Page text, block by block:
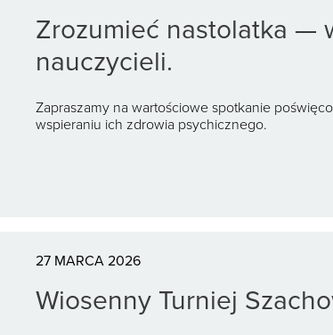
Zrozumieć nastolatka —
nauczycieli.
Zapraszamy na wartościowe spotkanie
wspieraniu ich zdrowia psychicznego.
27 MARCA 2026
Wiosenny Turniej